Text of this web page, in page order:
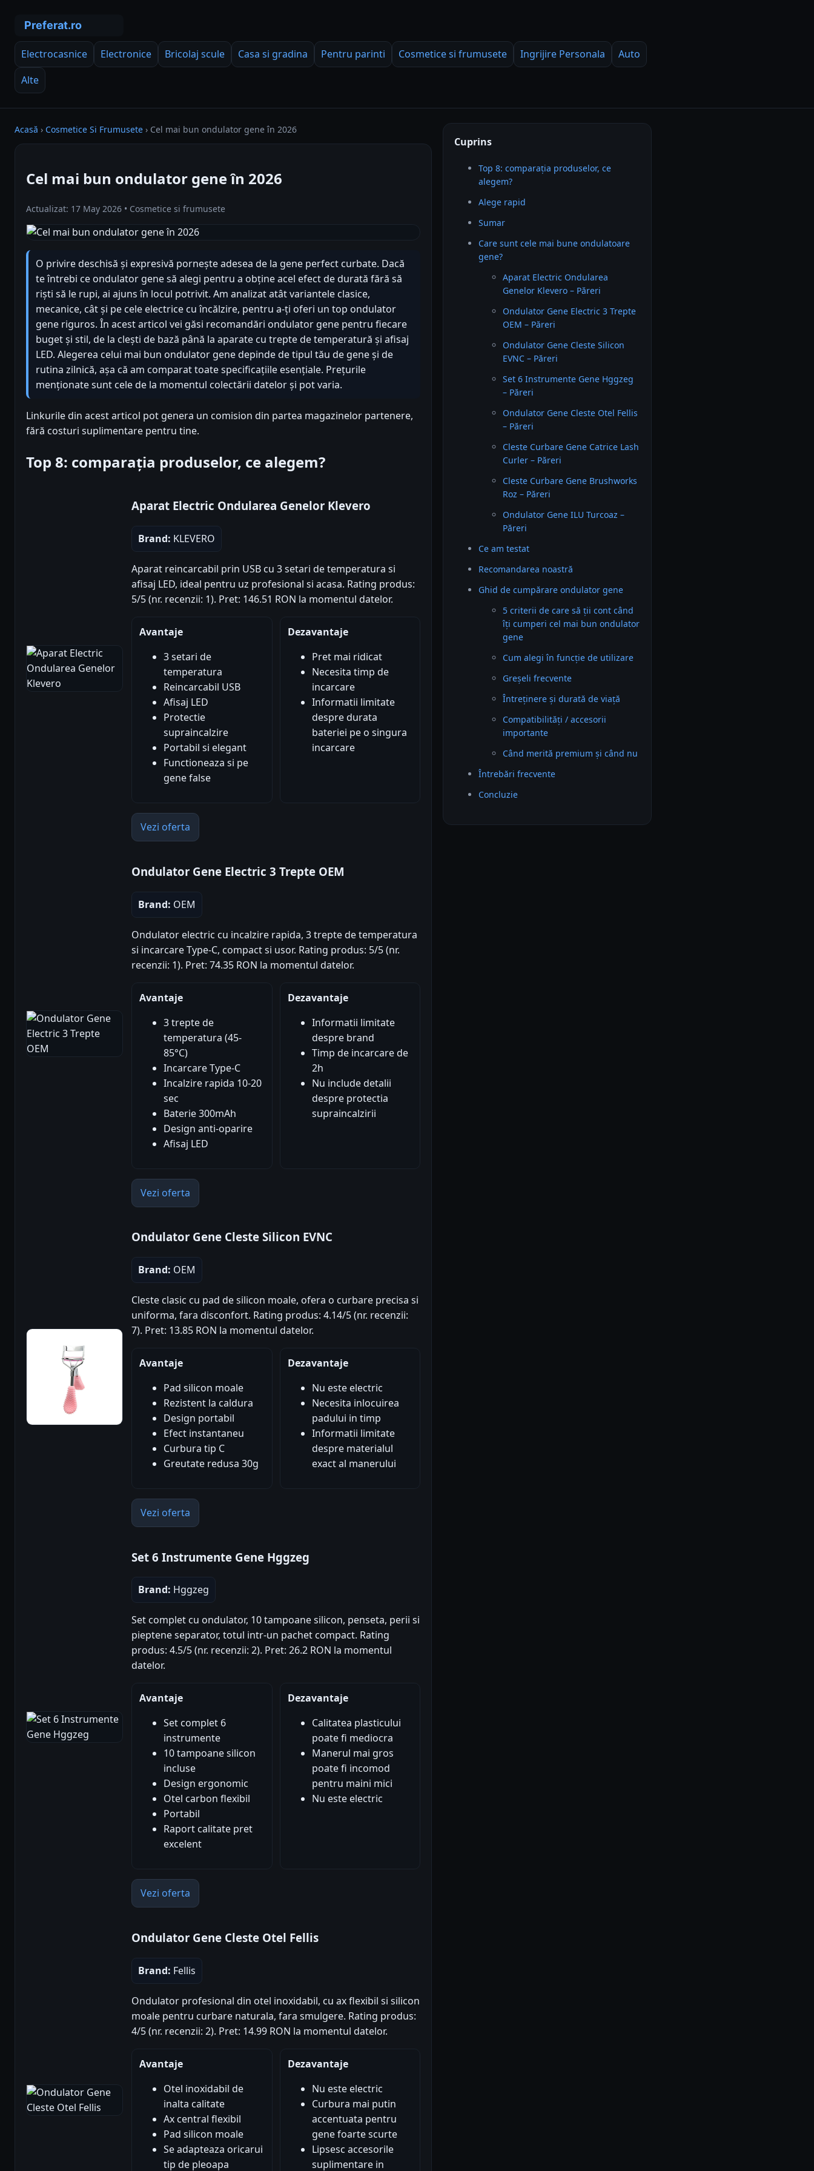
Electrocasnice Electronice Bricolaj scule Casa si gradina Pentru parinti Cosmetice si frumusete Ingrijire Personala
Auto
Alte
Acasă › Cosmetice Si Frumusete › Cel mai bun ondulator gene în 2026
Cel mai bun ondulator gene în 2026
Actualizat: 17 May 2026 • Cosmetice si frumusete
O privire deschisă și expresivă pornește adesea de la gene perfect curbate. Dacă
te întrebi ce ondulator gene să alegi pentru a obține acel efect de durată fără să
riști să le rupi, ai ajuns în locul potrivit. Am analizat atât variantele clasice,
mecanice, cât și pe cele electrice cu încălzire, pentru a-ți oferi un top ondulator
gene riguros. În acest articol vei găsi recomandări ondulator gene pentru fiecare
buget și stil, de la clești de bază până la aparate cu trepte de temperatură și afisaj
LED. Alegerea celui mai bun ondulator gene depinde de tipul tău de gene și de
rutina zilnică, așa că am comparat toate specificațiile esențiale. Prețurile
menționate sunt cele de la momentul colectării datelor și pot varia.
Linkurile din acest articol pot genera un comision din partea magazinelor partenere,
fără costuri suplimentare pentru tine.
Top 8: comparația produselor, ce alegem?
Aparat Electric Ondularea Genelor Klevero
Brand: KLEVERO
Aparat reincarcabil prin USB cu 3 setari de temperatura si
afisaj LED, ideal pentru uz profesional si acasa. Rating produs:
5/5 (nr. recenzii: 1). Pret: 146.51 RON la momentul datelor.
Avantaje
3 setari de
temperatura
Reincarcabil USB
Afisaj LED
Protectie
supraincalzire
Portabil si elegant
Functioneaza si pe
gene false
Dezavantaje
Pret mai ridicat
Necesita timp de
incarcare
Informatii limitate
despre durata
bateriei pe o singura
incarcare
Vezi oferta
Ondulator Gene Electric 3 Trepte OEM
Brand: OEM
Ondulator electric cu incalzire rapida, 3 trepte de temperatura
si incarcare Type-C, compact si usor. Rating produs: 5/5 (nr.
recenzii: 1). Pret: 74.35 RON la momentul datelor.
Avantaje
3 trepte de
temperatura (45-
85°C)
Incarcare Type-C
Incalzire rapida 10-20
sec
Baterie 300mAh
Design anti-oparire
Afisaj LED
Dezavantaje
Informatii limitate
despre brand
Timp de incarcare de
2h
Nu include detalii
despre protectia
supraincalzirii
Vezi oferta
Ondulator Gene Cleste Silicon EVNC
Brand: OEM
Cleste clasic cu pad de silicon moale, ofera o curbare precisa si
uniforma, fara disconfort. Rating produs: 4.14/5 (nr. recenzii:
7). Pret: 13.85 RON la momentul datelor.
Avantaje
Pad silicon moale
Rezistent la caldura
Design portabil
Efect instantaneu
Curbura tip C
Greutate redusa 30g
Dezavantaje
Nu este electric
Necesita inlocuirea
padului in timp
Informatii limitate
despre materialul
exact al manerului
Vezi oferta
Set 6 Instrumente Gene Hggzeg
Brand: Hggzeg
Set complet cu ondulator, 10 tampoane silicon, penseta, perii si
pieptene separator, totul intr-un pachet compact. Rating
produs: 4.5/5 (nr. recenzii: 2). Pret: 26.2 RON la momentul
datelor.
Avantaje
Set complet 6
instrumente
10 tampoane silicon
incluse
Design ergonomic
Otel carbon flexibil
Portabil
Raport calitate pret
excelent
Dezavantaje
Calitatea plasticului
poate fi mediocra
Manerul mai gros
poate fi incomod
pentru maini mici
Nu este electric
Vezi oferta
Ondulator Gene Cleste Otel Fellis
Brand: Fellis
Ondulator profesional din otel inoxidabil, cu ax flexibil si silicon
moale pentru curbare naturala, fara smulgere. Rating produs:
4/5 (nr. recenzii: 2). Pret: 14.99 RON la momentul datelor.
Avantaje
Otel inoxidabil de
inalta calitate
Ax central flexibil
Pad silicon moale
Se adapteaza oricarui
tip de pleoapa
Dezavantaje
Nu este electric
Curbura mai putin
accentuata pentru
gene foarte scurte
Lipsesc accesorile
suplimentare in
Cuprins
Top 8: comparația produselor, ce
alegem?
Alege rapid
Sumar
Care sunt cele mai bune ondulatoare
gene?
Aparat Electric Ondularea
Genelor Klevero – Păreri
Ondulator Gene Electric 3 Trepte
OEM – Păreri
Ondulator Gene Cleste Silicon
EVNC – Păreri
Set 6 Instrumente Gene Hggzeg
– Păreri
Ondulator Gene Cleste Otel Fellis
– Păreri
Cleste Curbare Gene Catrice Lash
Curler – Păreri
Cleste Curbare Gene Brushworks
Roz – Păreri
Ondulator Gene ILU Turcoaz –
Păreri
Ce am testat
Recomandarea noastră
Ghid de cumpărare ondulator gene
5 criterii de care să ții cont când
îți cumperi cel mai bun ondulator
gene
Cum alegi în funcție de utilizare
Greșeli frecvente
Întreținere și durată de viață
Compatibilități / accesorii
importante
Când merită premium și când nu
Întrebări frecvente
Concluzie